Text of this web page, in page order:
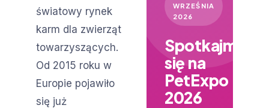
światowy rynek
karm dla zwierząt
towarzyszących.
Od 2015 roku w
Europie pojawiło
się już
WRZEŚNIA
2026
Spotkajmy
się na
PetExpo
2026